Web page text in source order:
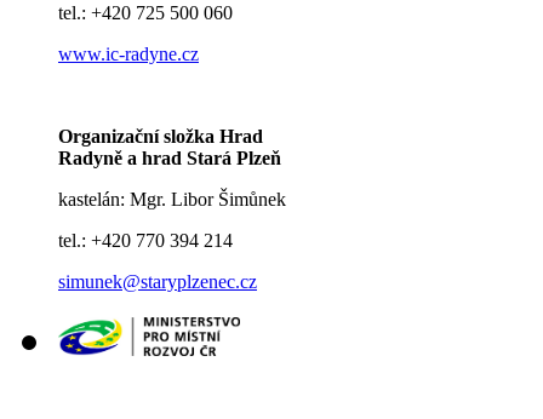
tel.: +420 725 500 060
www.ic-radyne.cz
Organizační složka Hrad
Radyně a hrad Stará Plzeň
kastelán: Mgr. Libor Šimůnek
tel.: +420 770 394 214
simunek@staryplzenec.cz